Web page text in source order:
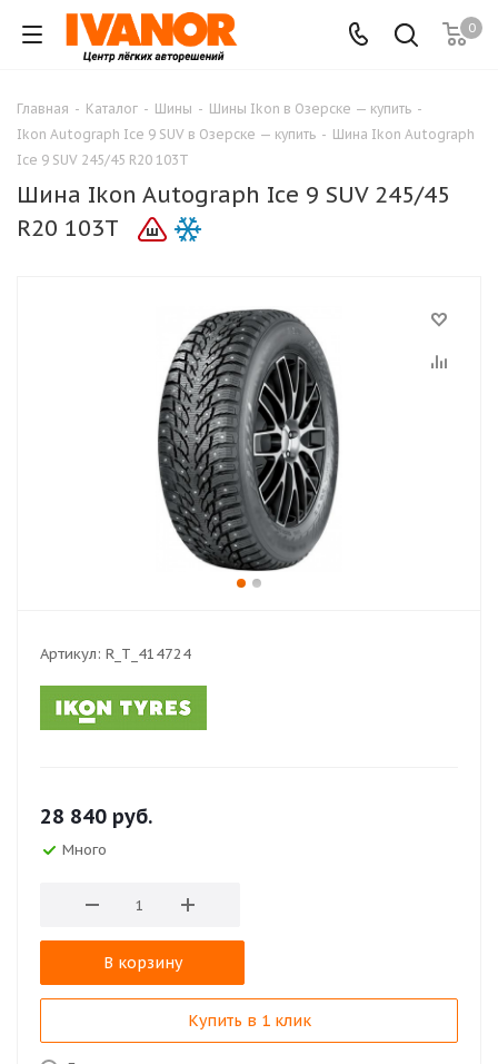
0
Главная - Каталог - Шины - Шины Ikon в Озерске — купить -
Ikon Autograph Ice 9 SUV в Озерске — купить - Шина Ikon Autograph
Ice 9 SUV 245/45 R20 103T
Шина Ikon Autograph Ice 9 SUV 245/45
R20 103T
Артикул: R_T_414724
28 840 руб.
Много
В корзину
Купить в 1 клик